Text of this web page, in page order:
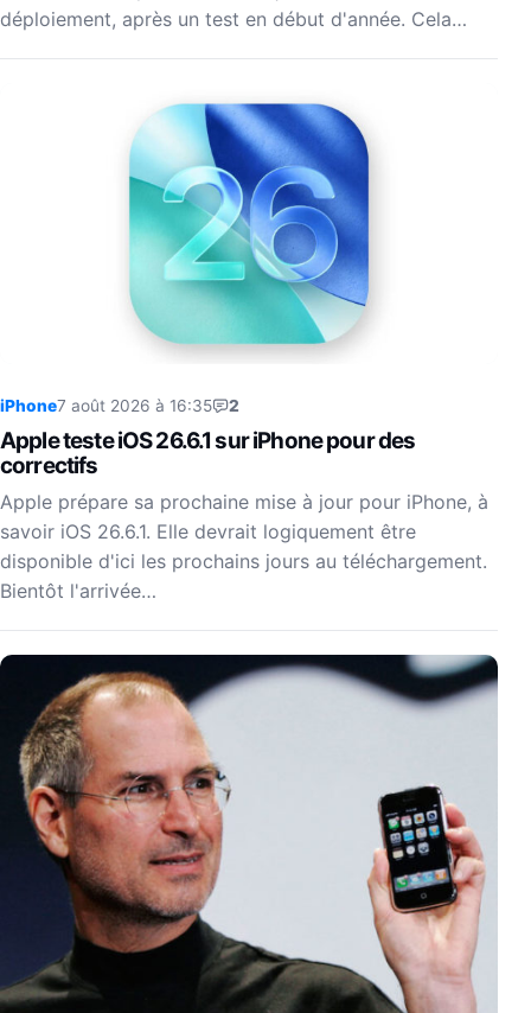
déploiement, après un test en début d'année. Cela…
iPhone7 août 2026 à 16:35 2
Apple teste iOS 26.6.1 sur iPhone pour des
correctifs
Apple prépare sa prochaine mise à jour pour iPhone, à
savoir iOS 26.6.1. Elle devrait logiquement être
disponible d'ici les prochains jours au téléchargement.
Bientôt l'arrivée…